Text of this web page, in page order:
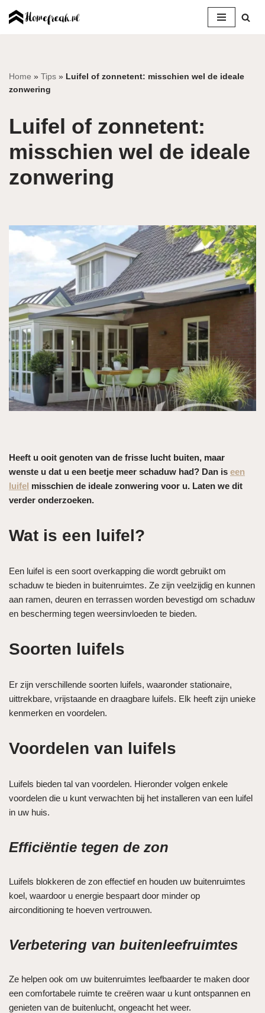
inhoud
Home » Tips » Luifel of zonnetent: misschien wel de ideale
zonwering
Luifel of zonnetent:
misschien wel de ideale
zonwering
Heeft u ooit genoten van de frisse lucht buiten, maar
wenste u dat u een beetje meer schaduw had? Dan is een
luifel misschien de ideale zonwering voor u. Laten we dit
verder onderzoeken.
Wat is een luifel?
Een luifel is een soort overkapping die wordt gebruikt om
schaduw te bieden in buitenruimtes. Ze zijn veelzijdig en kunnen
aan ramen, deuren en terrassen worden bevestigd om schaduw
en bescherming tegen weersinvloeden te bieden.
Soorten luifels
Er zijn verschillende soorten luifels, waaronder stationaire,
uittrekbare, vrijstaande en draagbare luifels. Elk heeft zijn unieke
kenmerken en voordelen.
Voordelen van luifels
Luifels bieden tal van voordelen. Hieronder volgen enkele
voordelen die u kunt verwachten bij het installeren van een luifel
in uw huis.
Efficiëntie tegen de zon
Luifels blokkeren de zon effectief en houden uw buitenruimtes
koel, waardoor u energie bespaart door minder op
airconditioning te hoeven vertrouwen.
Verbetering van buitenleefruimtes
Ze helpen ook om uw buitenruimtes leefbaarder te maken door
een comfortabele ruimte te creëren waar u kunt ontspannen en
genieten van de buitenlucht, ongeacht het weer.